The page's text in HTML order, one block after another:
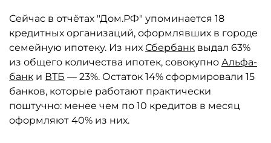
Сейчас в отчётах "Дом.РФ" упоминается 18
кредитных организаций, оформлявших в городе
семейную ипотеку. Из них Сбербанк выдал 63%
из общего количества ипотек, совокупно Альфа-
банк и ВТБ — 23%. Остаток 14% сформировали 15
банков, которые работают практически
поштучно: менее чем по 10 кредитов в месяц
оформляют 40% из них.